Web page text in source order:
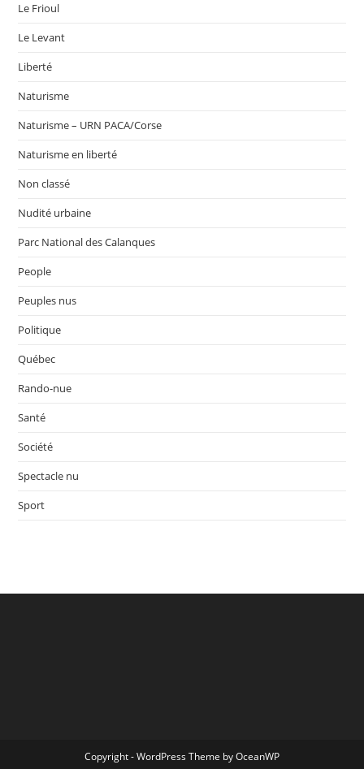
Le Frioul
Le Levant
Liberté
Naturisme
Naturisme – URN PACA/Corse
Naturisme en liberté
Non classé
Nudité urbaine
Parc National des Calanques
People
Peuples nus
Politique
Québec
Rando-nue
Santé
Société
Spectacle nu
Sport
Copyright - WordPress Theme by OceanWP